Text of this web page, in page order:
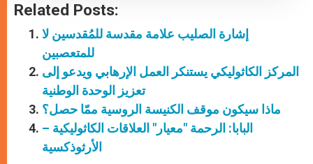
Related Posts:
إشارة الصليب علامة مقدسة للمُقدسين لا
للمتعصبين
المركز الكاثوليكي يستنكر العمل الإرهابي ويدعو إلى
تعزيز الوحدة الوطنية
ماذا سيكون موقف الكنيسة الروسية ممّا حصل؟
البابا: الرحمة "معيار" العلاقات الكاثوليكية –
الأرثوذكسية